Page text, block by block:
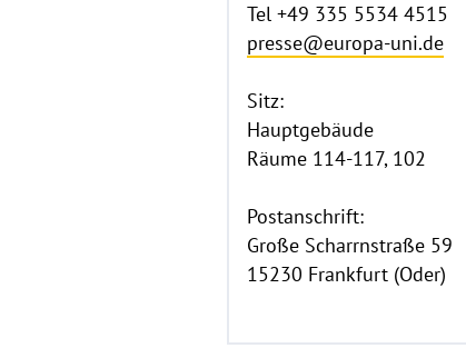
Tel +49 335 5534 4515
presse@europa-uni.de
Sitz:
Hauptgebäude
Räume 114-117, 102
Postanschrift:
Große Scharrnstraße 59
15230 Frankfurt (Oder)